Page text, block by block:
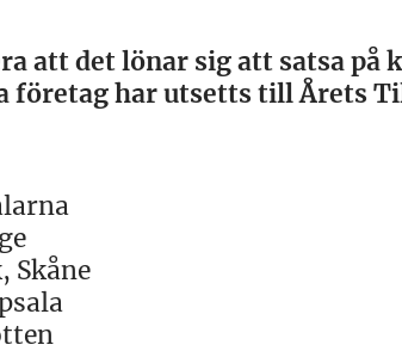
att det lönar sig att satsa på
företag har utsetts till Årets
Skåne